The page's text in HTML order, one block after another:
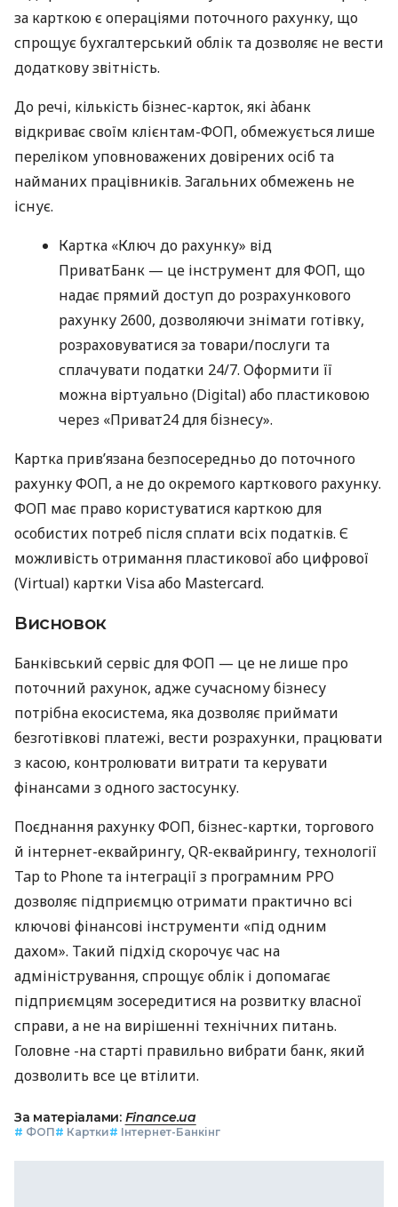
за карткою є операціями поточного рахунку, що
спрощує бухгалтерський облік та дозволяє не вести
додаткову звітність.
До речі, кількість бізнес-карток, які àбанк
відкриває своїм клієнтам-ФОП, обмежується лише
переліком уповноважених довірених осіб та
найманих працівників. Загальних обмежень не
існує.
Картка «Ключ до рахунку» від
ПриватБанк — це інструмент для ФОП, що
надає прямий доступ до розрахункового
рахунку 2600, дозволяючи знімати готівку,
розраховуватися за товари/послуги та
сплачувати податки 24/7. Оформити її
можна віртуально (Digital) або пластиковою
через «Приват24 для бізнесу».
Картка прив’язана безпосередньо до поточного
рахунку ФОП, а не до окремого карткового рахунку.
ФОП має право користуватися карткою для
особистих потреб після сплати всіх податків. Є
можливість отримання пластикової або цифрової
(Virtual) картки Visa або Mastercard.
Висновок
Банківський сервіс для ФОП — це не лише про
поточний рахунок, адже сучасному бізнесу
потрібна екосистема, яка дозволяє приймати
безготівкові платежі, вести розрахунки, працювати
з касою, контролювати витрати та керувати
фінансами з одного застосунку.
Поєднання рахунку ФОП, бізнес-картки, торгового
й інтернет-еквайрингу, QR-еквайрингу, технології
Tap to Phone та інтеграції з програмним РРО
дозволяє підприємцю отримати практично всі
ключові фінансові інструменти «під одним
дахом». Такий підхід скорочує час на
адміністрування, спрощує облік і допомагає
підприємцям зосередитися на розвитку власної
справи, а не на вирішенні технічних питань.
Головне -на старті правильно вибрати банк, який
дозволить все це втілити.
За матеріалами: Finance.ua
# ФОП# Картки# Інтернет-Банкінг